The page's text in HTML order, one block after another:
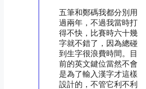
五筆和鄭碼我都分別用
過兩年，不過我當時打
得不快，比賽時六十幾
字就不錯了，因為總碰
到生字很浪費時間。目
前的英文鍵位當然不會
是為了輸入漢字才這樣
設計的，不管它利不利